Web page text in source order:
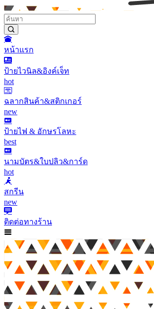
หน้าแรก
ป้ายไวนิล&อิงค์เจ็ท
hot
ฉลากสินค้า&สติกเกอร์
new
ป้ายไฟ & อักษรโลหะ
best
นามบัตร&ใบปลิว&การ์ด
hot
สกรีน
new
ติดต่อทางร้าน